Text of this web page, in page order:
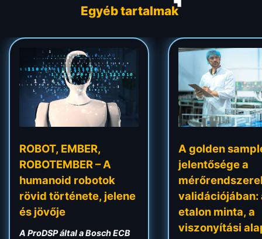
Egyéb tartalmak
ROBOT, EMBER,
ROBOTEMBER – A
humanoid robotok
rövid története, jelene
és jövője
A ProDSP által a Bosch ECB
A golden
jelentősége a
validációjában:
etalon minta, a
viszonyítási